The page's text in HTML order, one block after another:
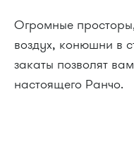
Огромные
воздух, конюшни в
закаты позволят
настоящего Ранчо.